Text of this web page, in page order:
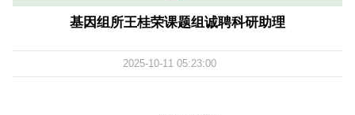
基因组所王桂荣课题组诚聘科研助理
2025-10-11 05:23:00